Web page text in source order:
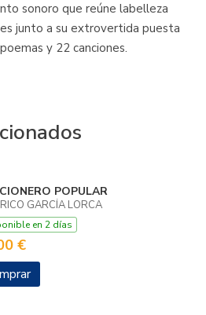
sonoro que reúne labelleza
junto a su extrovertida puesta
y 22 canciones.
POPULAR
GARCÍA LORCA
en 2 días
€